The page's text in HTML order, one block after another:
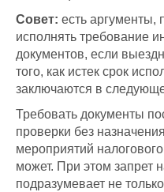
Совет: есть аргументы,
исполнять требование
документов, если
того, как истек срок
заключаются в
Требовать документы
проверки без
мероприятий
может. При этом запрет
подразумевает не